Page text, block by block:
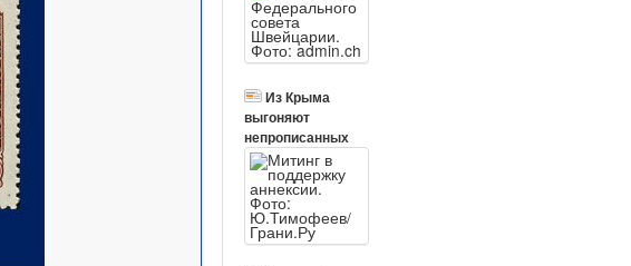
Из Крыма
выгоняют
непрописанных